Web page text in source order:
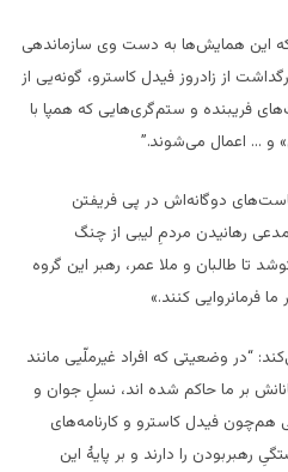
این همایش‌ها به دست وی سازماندهی
از زادروز فیدل کاسترو، گونه‌یی از
فریبنده و ستم‌گری‌هایی که همپا با
و … اعمال می‌شوند.”
دوگانه‌اش در پی فریفتن
رهانیدن مردمِ لیبی از چنگ
تا طالبان و ملا عمر، رهبر این گروه
فرمانروایی کنند.»
“در وضعیتی که افراد غیرملّیی مانند
بر ما حاکم شده اند، نسلِ جوان و
هم‌چون فیدل کاسترو و کارنامه‌های
رهبربودن را دارند و بر پایۀ این